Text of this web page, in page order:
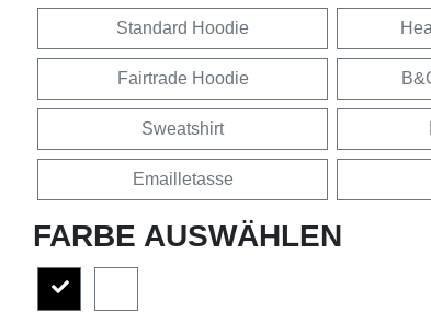
Standard Hoodie
Fairtrade Hoodie
Sweatshirt
Emailletasse
FARBE AUSWÄHLEN